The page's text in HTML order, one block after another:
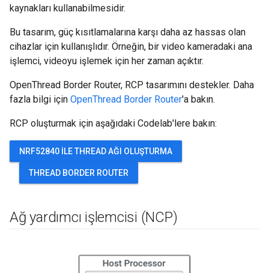
kaynakları kullanabilmesidir.
Bu tasarım, güç kısıtlamalarına karşı daha az hassas olan
cihazlar için kullanışlıdır. Örneğin, bir video kameradaki ana
işlemci, videoyu işlemek için her zaman açıktır.
OpenThread Border Router, RCP tasarımını destekler. Daha
fazla bilgi için OpenThread Border Router'a bakın.
RCP oluşturmak için aşağıdaki Codelab'lere bakın:
NRF52840 ILE THREAD AĞI OLUŞTURMA
THREAD BORDER ROUTER
Ağ yardımcı işlemcisi (NCP)